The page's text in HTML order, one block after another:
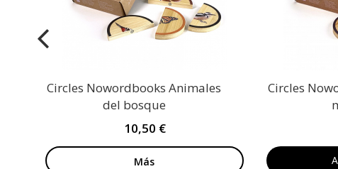
Circles Nowordbooks Animales
del bosque
10,50 €
Más
Circles